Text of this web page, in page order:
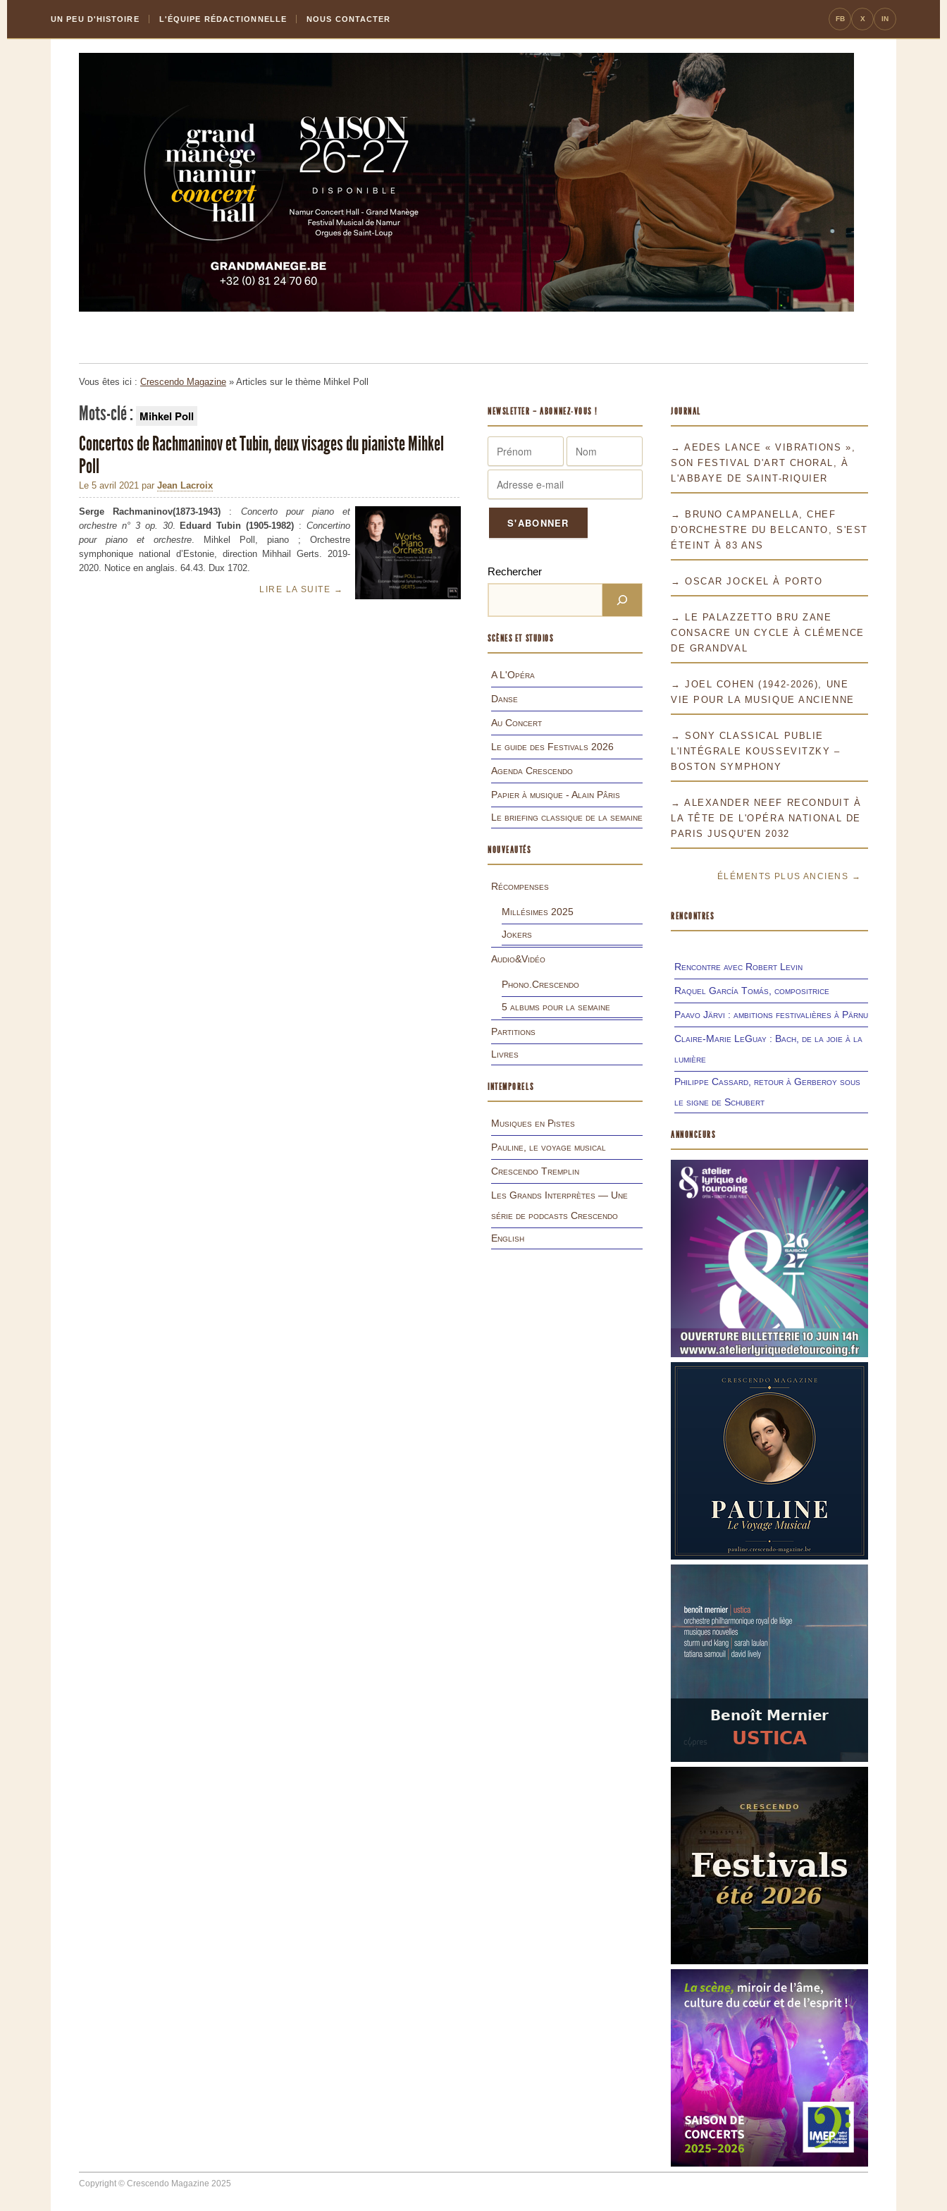
Content
la
UN PEU D'HISTOIRE L'ÉQUIPE RÉDACTIONNELLE NOUS CONTACTER FB X IN
Vous êtes ici : Crescendo Magazine » Articles sur le thème Mihkel Poll
Mots-clé : Mihkel Poll
Concertos de Rachmaninov et Tubin, deux visages du pianiste Mihkel
Poll
Le 5 avril 2021 par Jean Lacroix
Serge Rachmaninov(1873-1943) : Concerto pour piano et
orchestre n° 3 op. 30. Eduard Tubin (1905-1982) :Concertino
pour piano et orchestre. Mihkel Poll, piano ; Orchestre
symphonique national d’Estonie, direction Mihhail Gerts. 2019-
2020. Notice en anglais. 64.43. Dux 1702.
LIRE LA SUITE →
NEWSLETTER – ABONNEZ-VOUS !
Rechercher
SCÈNES ET STUDIOS
A L'Opéra
Danse
Au Concert
Le guide des Festivals 2026
Agenda Crescendo
Papier à musique - Alain Pâris
Le briefing classique de la semaine
NOUVEAUTÉS
Récompenses
Millésimes 2025
Jokers
Audio&Vidéo
Phono.Crescendo
5 albums pour la semaine
Partitions
Livres
INTEMPORELS
Musiques en Pistes
Pauline, le voyage musical
Crescendo Tremplin
Les Grands Interprètes — Une
série de podcasts Crescendo
English
JOURNAL
→ AEDES LANCE « VIBRATIONS »,
SON FESTIVAL D'ART CHORAL, À
L'ABBAYE DE SAINT-RIQUIER
→ BRUNO CAMPANELLA, CHEF
D'ORCHESTRE DU BELCANTO, S'EST
ÉTEINT À 83 ANS
→ OSCAR JOCKEL À PORTO
→ LE PALAZZETTO BRU ZANE
CONSACRE UN CYCLE À CLÉMENCE
DE GRANDVAL
→ JOEL COHEN (1942-2026), UNE
VIE POUR LA MUSIQUE ANCIENNE
→ SONY CLASSICAL PUBLIE
L'INTÉGRALE KOUSSEVITZKY –
BOSTON SYMPHONY
→ ALEXANDER NEEF RECONDUIT À
LA TÊTE DE L'OPÉRA NATIONAL DE
PARIS JUSQU'EN 2032
ÉLÉMENTS PLUS ANCIENS →
RENCONTRES
Rencontre avec Robert Levin
Raquel García Tomás, compositrice
Paavo Järvi : ambitions festivalières à Pärnu
Claire-Marie LeGuay : Bach, de la joie à la
lumière
Philippe Cassard, retour à Gerberoy sous
le signe de Schubert
ANNONCEURS
Copyright © Crescendo Magazine 2025